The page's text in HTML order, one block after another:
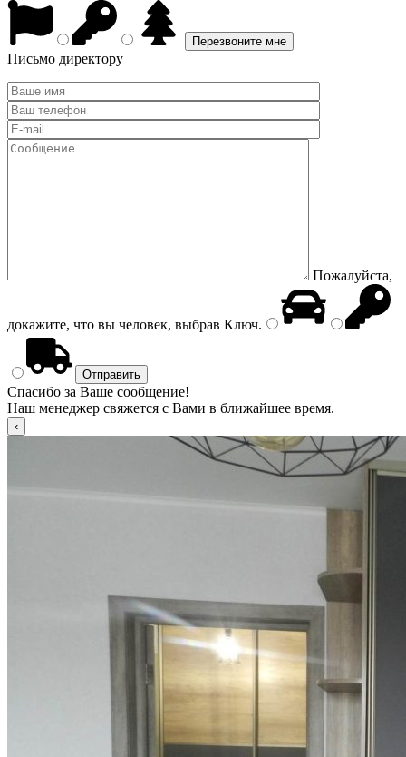
Письмо директору
Пожалуйста,
докажите, что вы человек, выбрав Ключ.
Спасибо за Ваше сообщение!
Наш менеджер свяжется с Вами в ближайшее время.